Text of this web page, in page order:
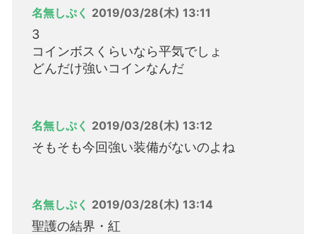
名無しぷく 2019/03/28(木) 13:11
3
コインボスくらいなら平気でしょ
どんだけ強いコインなんだ
名無しぷく 2019/03/28(木) 13:12
そもそも今回強い装備がないのよね
名無しぷく 2019/03/28(木) 13:14
聖護の結界・紅